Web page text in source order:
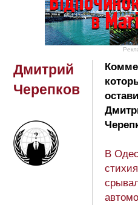
Дмитрий
Черепков
В
стихия